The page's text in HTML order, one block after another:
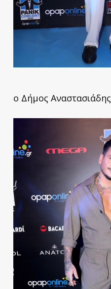
ο Δήμος Αναστασιάδης